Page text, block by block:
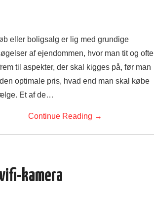
eller boligsalg er lig med grundige
af ejendommen, hvor man tit og ofte
til aspekter, der skal kigges på, før man
optimale pris, hvad end man skal købe
Et af de…
Continue Reading →
kamera